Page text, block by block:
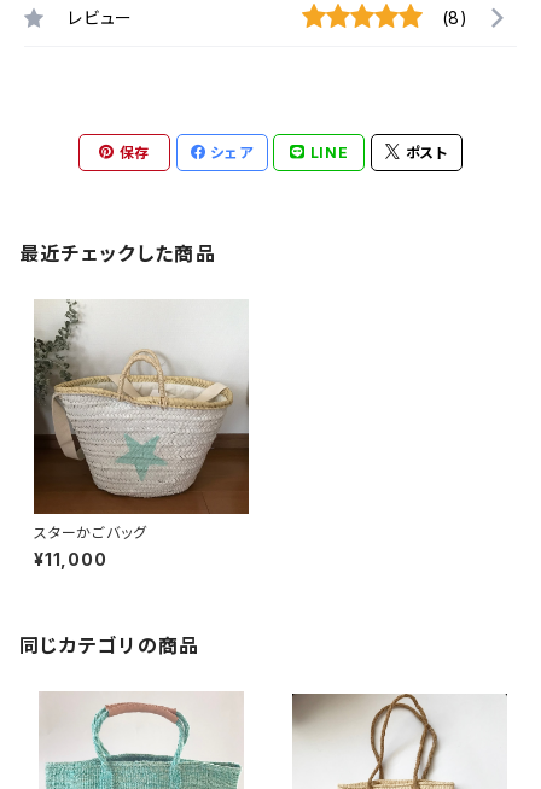
レビュー (8)
保存 シェア LINE ポスト
最近チェックした商品
スターかごバッグ
¥11,000
同じカテゴリの商品